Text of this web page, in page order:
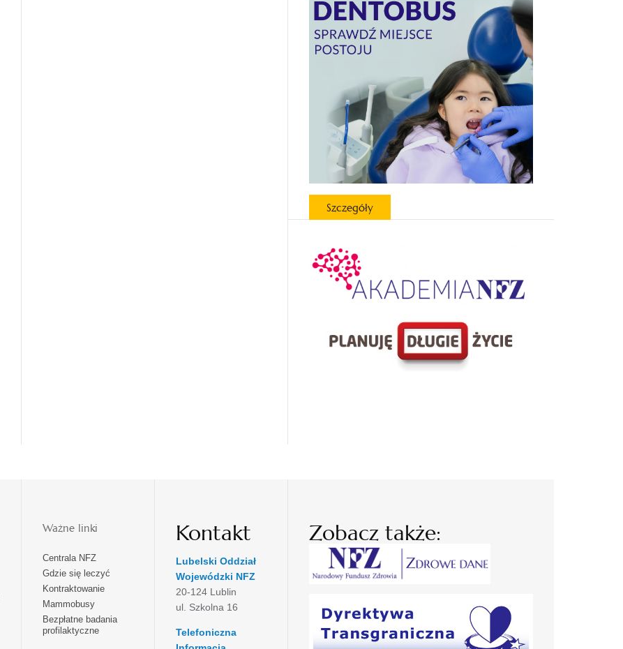
Szczegóły
Ważne linki
Centrala NFZ
Gdzie się leczyć
Kontraktowanie
Mammobusy
Bezpłatne badania
profilaktyczne
Kontakt
Lubelski Oddział
Wojewódzki NFZ
20-124 Lublin
ul. Szkolna 16
Telefoniczna
Zobacz także: